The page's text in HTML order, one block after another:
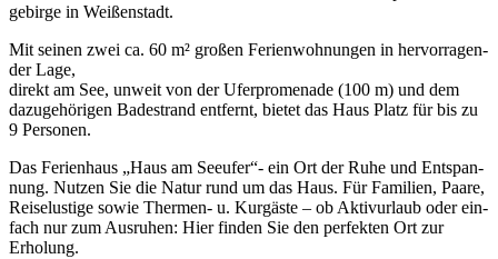
ge­bir­ge in Weißenstadt.
Mit sei­nen zwei ca. 60 m² gro­ßen Feri­en­woh­nun­gen in her­vor­ra­gen­
der Lage,
direkt am See, unweit von der Ufer­pro­me­na­de (100 m) und dem
dazu­ge­hö­ri­gen Bade­strand ent­fernt, bie­tet das Haus Platz für bis zu
9 Personen.
Das Feri­en­haus „Haus am See­ufer“- ein Ort der Ruhe und Ent­span­
nung. Nut­zen Sie die Natur rund um das Haus. Für Fami­li­en, Paa­re,
Rei­se­lus­ti­ge sowie Ther­men- u. Kur­gäs­te – ob Aktiv­ur­laub oder ein­
fach nur zum Aus­ru­hen: Hier fin­den Sie den per­fek­ten Ort zur
Erholung.